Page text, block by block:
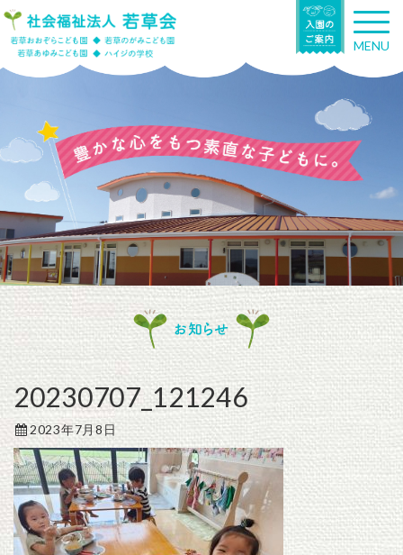
T
o
g
n
g
a
t
n
MENU
お知らせ
20230707_121246
2023年7月8日